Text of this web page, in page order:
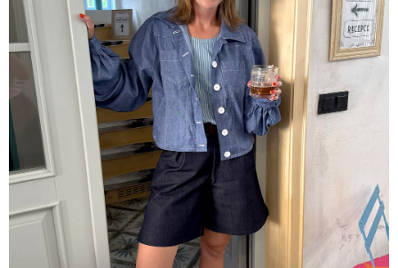
A
J
Í
T
HLEDAT